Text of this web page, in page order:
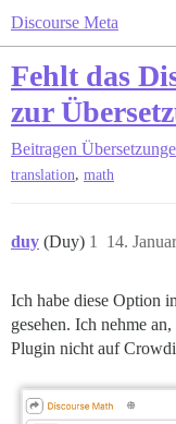
Discourse Meta
Fehlt das
zur
Beitragen
translation, math
duy (Duy) 14.
1
Ich habe diese Option
gesehen. Ich nehme an,
Plugin nicht auf